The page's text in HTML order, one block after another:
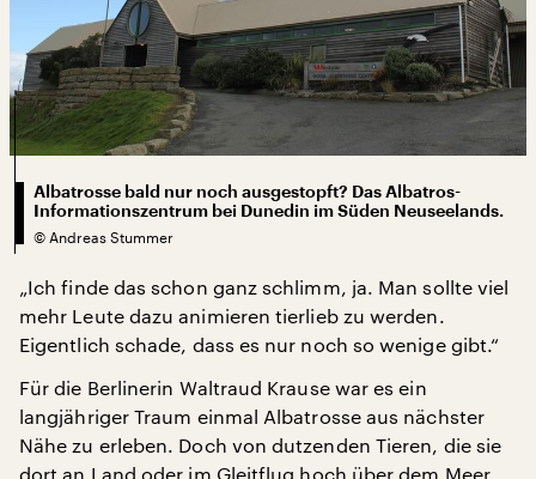
Albatrosse bald nur noch ausgestopft? Das Albatros-
Informationszentrum bei Dunedin im Süden Neuseelands.
© Andreas Stummer
„Ich finde das schon ganz schlimm, ja. Man sollte viel
mehr Leute dazu animieren tierlieb zu werden.
Eigentlich schade, dass es nur noch so wenige gibt.“
Für die Berlinerin Waltraud Krause war es ein
langjähriger Traum einmal Albatrosse aus nächster
Nähe zu erleben. Doch von dutzenden Tieren, die sie
dort an Land oder im Gleitflug hoch über dem Meer